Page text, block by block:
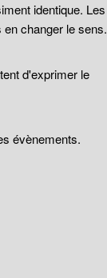
identique. Les
changer le sens.
d'exprimer le
évènements.